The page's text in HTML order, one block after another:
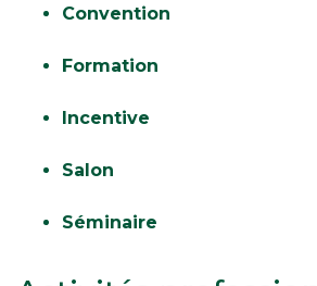
Convention
Formation
Incentive
Salon
Séminaire